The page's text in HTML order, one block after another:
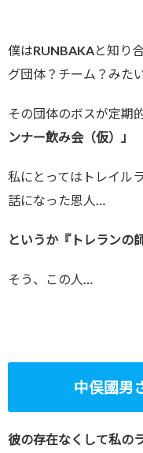
僕はRUNBAKAと知り
グ団体？チーム？みた
その団体のボスが定期
ンナー飲み会（仮）」
私にとってはトレイル
話になった恩人…
というか『トレランの
そう、この人…
中俣國男
彼の存在なくして私の